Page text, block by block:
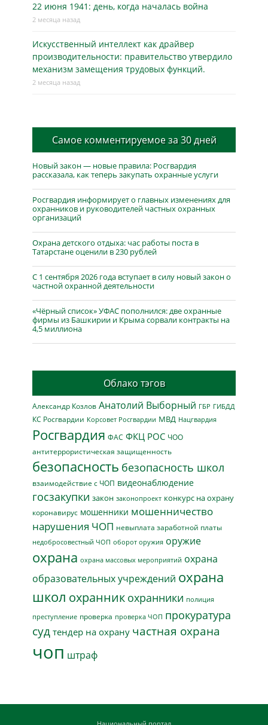
22 июня 1941: день, когда началась война
2 месяца назад
Искусственный интеллект как драйвер
производительности: правительство утвердило
механизм замещения трудовых функций.
2 месяца назад
Самое комментируемое за 30 дней
Новый закон — новые правила: Росгвардия
рассказала, как теперь закупать охранные услуги
Росгвардия информирует о главных изменениях для
охранников и руководителей частных охранных
организаций
Охрана детского отдыха: час работы поста в
Татарстане оценили в 230 рублей
С 1 сентября 2026 года вступает в силу новый закон о
частной охранной деятельности
«Чёрный список» УФАС пополнился: две охранные
фирмы из Башкирии и Крыма сорвали контракты на
4,5 миллиона
Облако тэгов
Александр Козлов Анатолий Выборный ГБР ГИБДД
КС Росгвардии Корсовет Росгвардии МВД Нацгвардия
Росгвардия ФАС ФКЦ РОС ЧОО
антитеррористическая защищенность
безопасность безопасность школ
взаимодействие с ЧОП видеонаблюдение
госзакупки закон законопроект конкурс на охрану
коронавирус мошенники мошенничество
нарушения ЧОП невыплата заработной платы
недобросовестный ЧОП оборот оружия оружие
охрана охрана массовых мероприятий охрана
образовательных учреждений охрана
школ охранник охранники полиция
преступление проверка проверка ЧОП прокуратура
суд тендер на охрану частная охрана
чоп штраф